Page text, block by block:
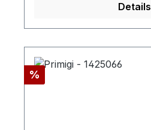
Details
Rabatt
%